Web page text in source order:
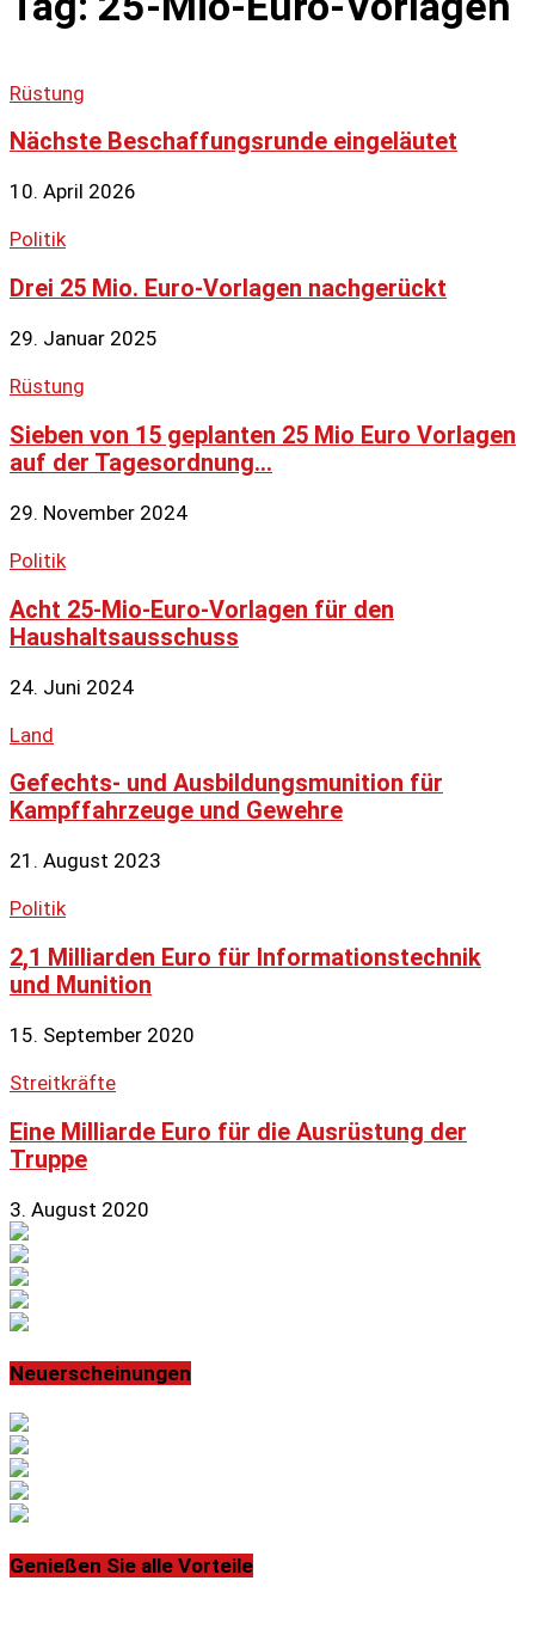
Rüstung
Nächste Beschaffungsrunde eingeläutet
10. April 2026
Politik
Drei 25 Mio. Euro-Vorlagen nachgerückt
29. Januar 2025
Rüstung
Sieben von 15 geplanten 25 Mio Euro Vorlagen
auf der Tagesordnung...
29. November 2024
Politik
Acht 25-Mio-Euro-Vorlagen für den
Haushaltsausschuss
24. Juni 2024
Land
Gefechts- und Ausbildungsmunition für
Kampffahrzeuge und Gewehre
21. August 2023
Politik
2,1 Milliarden Euro für Informationstechnik
und Munition
15. September 2020
Streitkräfte
Eine Milliarde Euro für die Ausrüstung der
Truppe
3. August 2020
Neuerscheinungen
Genießen Sie alle Vorteile